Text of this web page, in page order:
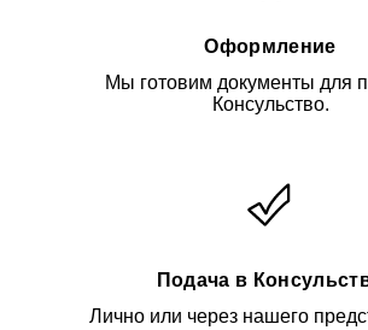
Оформление
Мы готовим документы для
Консульство.
Подача в
Лично или через нашего